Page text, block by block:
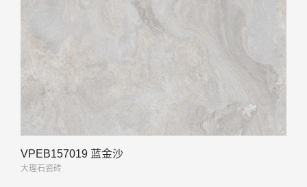
VPEB157019 蓝金沙
大理石瓷砖